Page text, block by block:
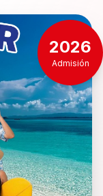
2026
Admisión